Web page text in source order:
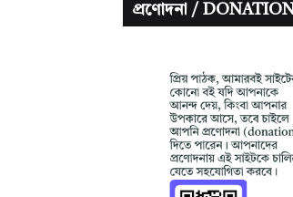
প্রণোদনা / DONATION